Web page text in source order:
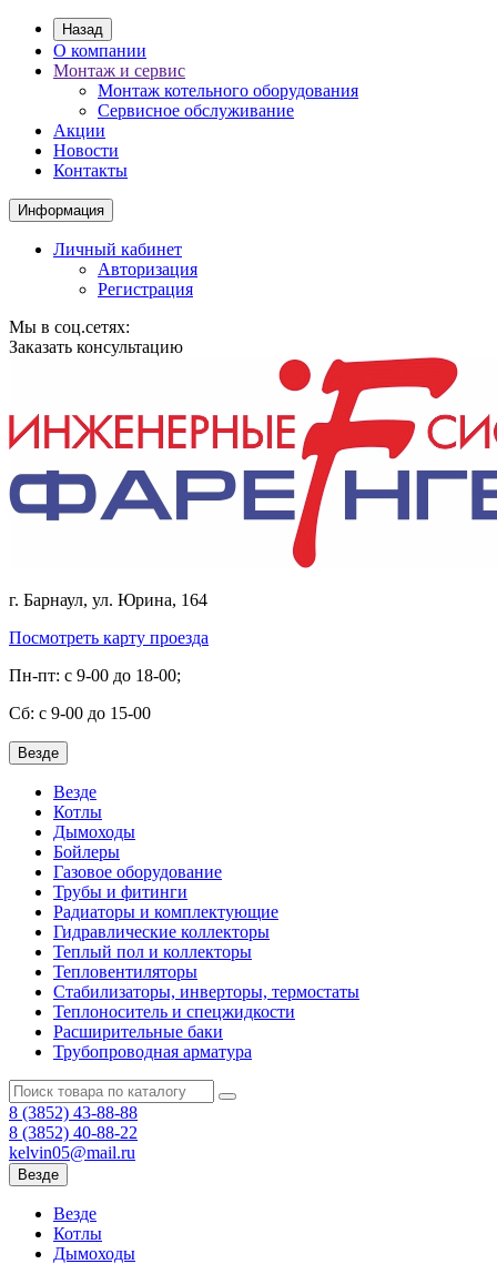
Назад
О компании
Монтаж и сервис
Монтаж котельного оборудования
Сервисное обслуживание
Акции
Новости
Контакты
Информация
Личный кабинет
Авторизация
Регистрация
Мы в соц.сетях:
Заказать консультацию
г. Барнаул, ул. Юрина, 164
Посмотреть карту проезда
Пн-пт: с 9-00 до 18-00;
Cб: с 9-00 до 15-00
Везде
Везде
Котлы
Дымоходы
Бойлеры
Газовое оборудование
Трубы и фитинги
Радиаторы и комплектующие
Гидравлические коллекторы
Теплый пол и коллекторы
Тепловентиляторы
Стабилизаторы, инверторы, термостаты
Теплоноситель и спецжидкости
Расширительные баки
Трубопроводная арматура
8 (3852) 43-88-88
8 (3852) 40-88-22
kelvin05@mail.ru
Везде
Везде
Котлы
Дымоходы